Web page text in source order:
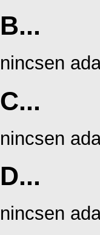
B...
nincsen
C...
nincsen
D...
nincsen